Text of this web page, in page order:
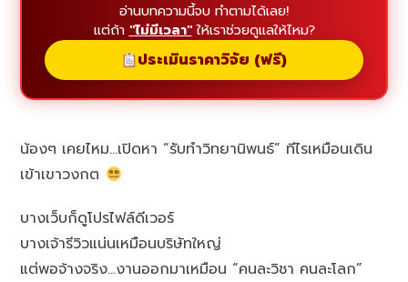
อ่านบทความนี้จบ ทำตามได้เลย!
แต่ถ้า "ไม่มีเวลา"ให้เราช่วยดูแลให้ไหม?
ประเมินราคาวิจัย (ฟรี)
น้องๆ เคยไหม…เปิดหา “รับทำวิทยานิพนธ์” ทีไรเหมือนเดิน
เข้าเขาวงกต
บางเว็บก็ดูโปรไฟล์ดีเวอร์
บางเจ้ารีวิวแน่นเหมือนบริษัทใหญ่
แต่พอจ้างจริง…งานออกมาเหมือน “คนละวิชา คนละโลก”